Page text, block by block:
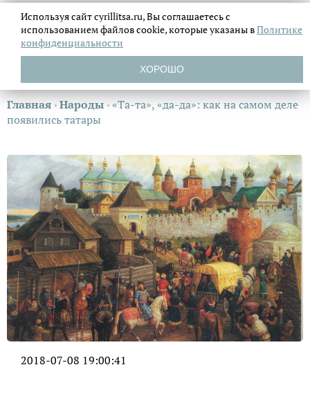
Главная ›Народы ›«Та-та», «да-да»: как на самом деле
появились татары
2018-07-08 19:00:41
Используя сайт cyrillitsa.ru, Вы соглашаетесь с
использованием файловcookie, которые указаны вПолитике
конфиденциальности
ХОРОШО